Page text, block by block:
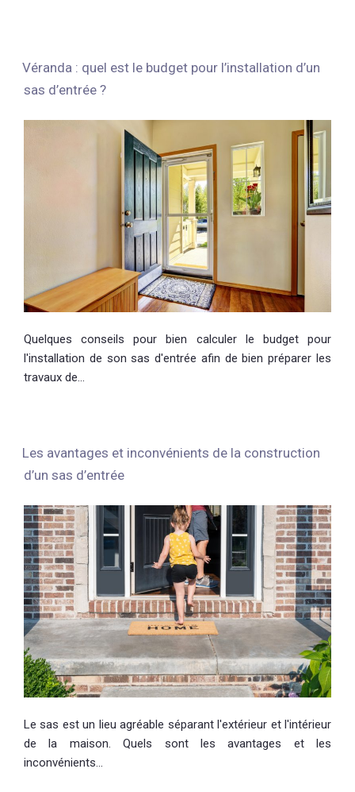
Véranda : quel est le budget pour l’installation d’un
sas d’entrée ?
Quelques conseils pour bien calculer le budget pour
l'installation de son sas d'entrée afin de bien préparer les
travaux de…
Les avantages et inconvénients de la construction
d’un sas d’entrée
Le sas est un lieu agréable séparant l'extérieur et l'intérieur
de la maison. Quels sont les avantages et les
inconvénients…